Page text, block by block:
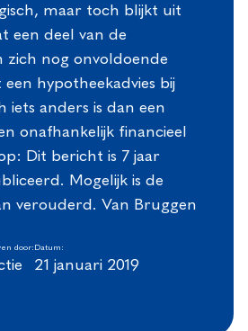
maar toch blijkt uit
een deel van de
zich nog onvoldoende
hypotheekadvies bij
iets anders is dan een
onafhankelijk financieel
Dit bericht is 7 jaar
Mogelijk is de
verouderd. Van Bruggen
door: Datum:
21 januari 2019